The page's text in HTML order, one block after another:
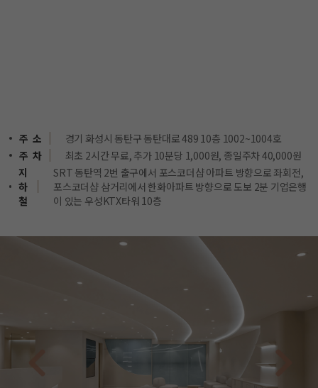
주 소
경기 화성시 동탄구 동탄대로 489 10층 1002~1004호
주 차
최초 2시간 무료, 추가 10분당 1,000원, 종일주차 40,000원
지
하
철
SRT 동탄역 2번 출구에서 포스코더샵 아파트 방향으로 좌회전,
포스코더샵 삼거리에서 한화아파트 방향으로 도보 2분 기업은행
이 있는 우성KTX타워 10층